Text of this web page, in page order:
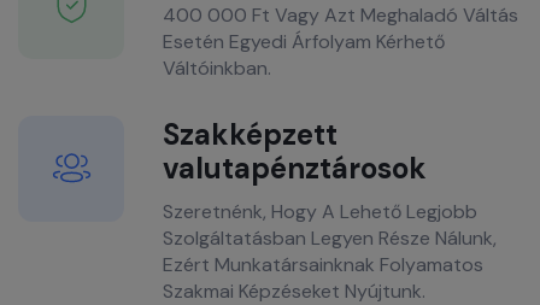
400 000 Ft Vagy Azt Meghaladó Váltás
Esetén Egyedi Árfolyam Kérhető
Váltóinkban.
Szakképzett
valutapénztárosok
Szeretnénk, Hogy A Lehető Legjobb
Szolgáltatásban Legyen Része Nálunk,
Ezért Munkatársainknak Folyamatos
Szakmai Képzéseket Nyújtunk.